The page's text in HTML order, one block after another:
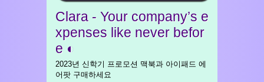
Clara - Your company’s e
xpenses like never befor
e ◐
2023년 신학기 프로모션 맥북과 아이패드 에
어팟 구매하세요